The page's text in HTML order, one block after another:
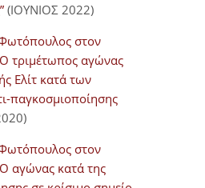
(ΙΟΥΝΙΟΣ 2022)
στον
τριμέτωπος αγώνας
Ελίτ κατά των
παγκοσμιοποίησης
στον
αγώνας κατά της